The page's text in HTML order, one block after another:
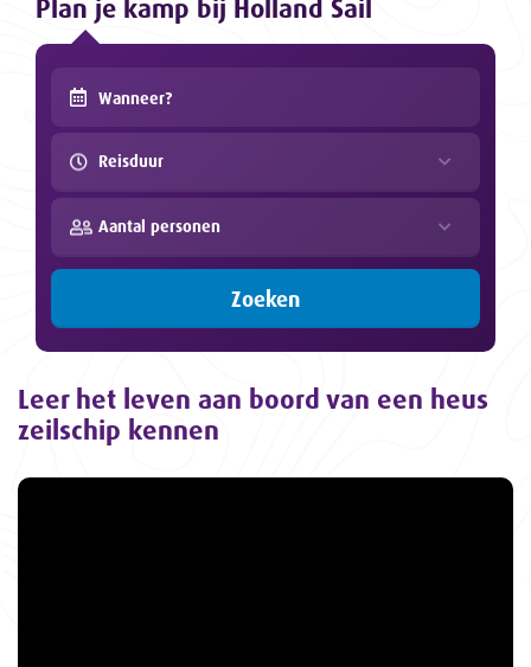
Plan je kamp bij Holland Sail
Reisduur
Aantal personen
Zoeken
Leer het leven aan boord van een heus
zeilschip kennen